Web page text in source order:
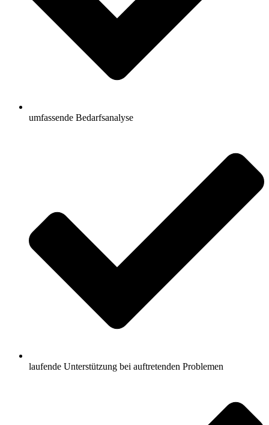
umfassende Bedarfsanalyse
laufende Unterstützung bei auftretenden Problemen